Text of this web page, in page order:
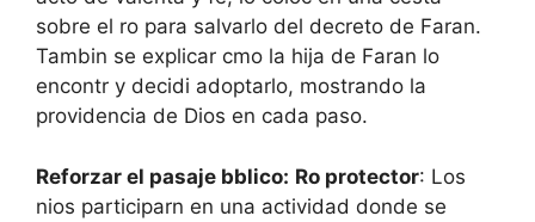
sobre el ro para salvarlo del decreto de Faran.
Tambin se explicar cmo la hija de Faran lo
encontr y decidi adoptarlo, mostrando la
providencia de Dios en cada paso.
Reforzar el pasaje bblico: Ro protector: Los
nios participarn en una actividad donde se